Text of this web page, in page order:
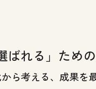
ばれる」ため
ら考える、成果を